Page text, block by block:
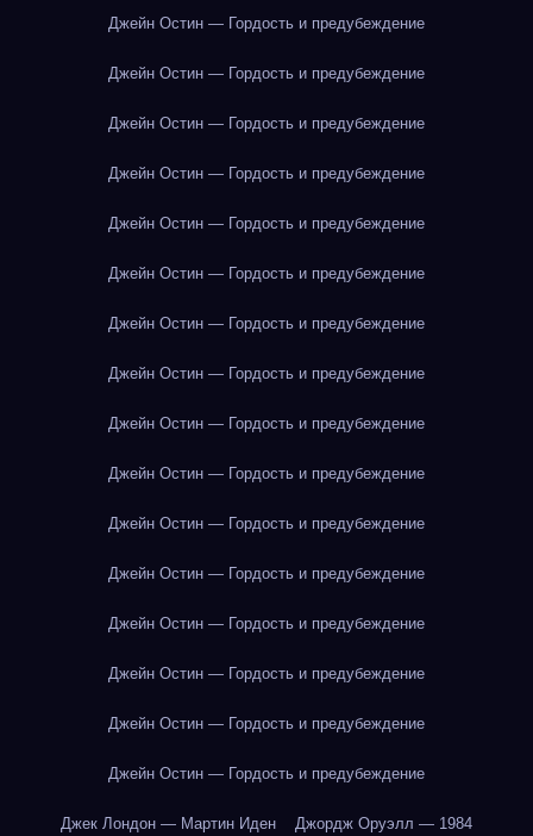
Джейн Остин — Гордость и предубеждение
Джейн Остин — Гордость и предубеждение
Джейн Остин — Гордость и предубеждение
Джейн Остин — Гордость и предубеждение
Джейн Остин — Гордость и предубеждение
Джейн Остин — Гордость и предубеждение
Джейн Остин — Гордость и предубеждение
Джейн Остин — Гордость и предубеждение
Джейн Остин — Гордость и предубеждение
Джейн Остин — Гордость и предубеждение
Джейн Остин — Гордость и предубеждение
Джейн Остин — Гордость и предубеждение
Джейн Остин — Гордость и предубеждение
Джейн Остин — Гордость и предубеждение
Джейн Остин — Гордость и предубеждение
Джейн Остин — Гордость и предубеждение
Джек Лондон — Мартин Иден Джордж Оруэлл — 1984